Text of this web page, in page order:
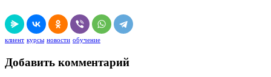
клиент курсы новости обучение
Добавить комментарий